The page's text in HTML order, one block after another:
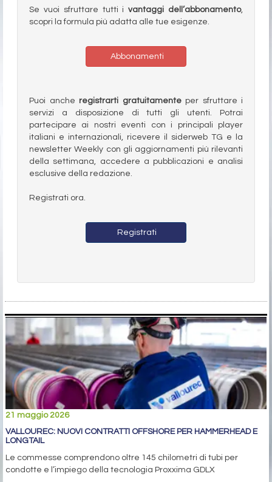
Se vuoi sfruttare tutti ivantaggi dell’abbonamento,
scopri la formula più adatta alle tue esigenze.
Abbonamenti
Puoi anche registrarti gratuitamenteper sfruttare i
servizi a disposizione di tutti gli utenti. Potrai
partecipare ai nostri eventi con i principali player
italiani e internazionali, ricevere il siderweb TG e la
newsletter Weekly con gli aggiornamenti più rilevanti
della settimana, accedere a pubblicazioni e analisi
esclusive della redazione.
Registrati ora.
Registrati
21 maggio 2026
VALLOUREC: NUOVI CONTRATTI OFFSHORE PER HAMMERHEAD E
LONGTAIL
Le commesse comprendono oltre 145 chilometri di tubi per
condotte e l’impiego della tecnologia Proxxima GDLX